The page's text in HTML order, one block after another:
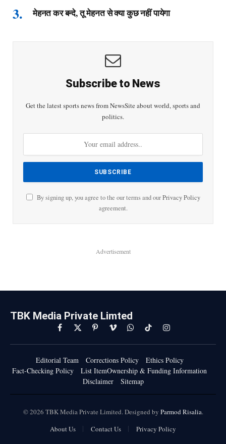
मेहनत कर बन्दे, तू मेहनत से क्या कुछ नहीं पायेगा
Subscribe to News
Get the latest sports news from NewsSite about world, sports and
politics.
By signing up, you agree to the our terms and ourPrivacy Policy
agreement.
Advertisement
TBK Media Private Limted
Facebook
X
(Twitter)
PinterestVimeoWhatsAppTikTokInstagram
Editorial Team Corrections Policy
Ethics Policy
Fact-Checking Policy
List ItemOwnership & Funding Information
Disclaimer
Sitemap
© 2026 TBK Media Private Limited. Designed by Parmod Risalia.
About Us
Contact Us Privacy Policy